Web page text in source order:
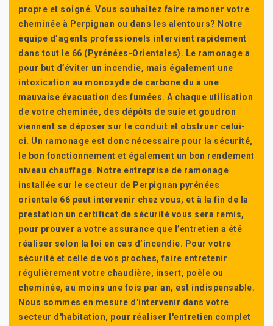
propre et soigné. Vous souhaitez faire ramoner votre
cheminée à Perpignan ou dans les alentours? Notre
équipe d’agents professionels intervient rapidement
dans tout le 66 (Pyrénées-Orientales). Le ramonage a
pour but d’éviter un incendie, mais également une
intoxication au monoxyde de carbone du a une
mauvaise évacuation des fumées. A chaque utilisation
de votre cheminée, des dépôts de suie et goudron
viennent se déposer sur le conduit et obstruer celui-
ci. Un ramonage est donc nécessaire pour la sécurité,
le bon fonctionnement et également un bon rendement
niveau chauffage. Notre entreprise de ramonage
installée sur le secteur de Perpignan pyrénées
orientale 66 peut intervenir chez vous, et à la fin de la
prestation un certificat de sécurité vous sera remis,
pour prouver a votre assurance que l’entretien a été
réaliser selon la loi en cas d’incendie. Pour votre
sécurité et celle de vos proches, faire entretenir
régulièrement votre chaudière, insert, poêle ou
cheminée, au moins une fois par an, est indispensable.
Nous sommes en mesure d'intervenir dans votre
secteur d'habitation, pour réaliser l'entretien complet